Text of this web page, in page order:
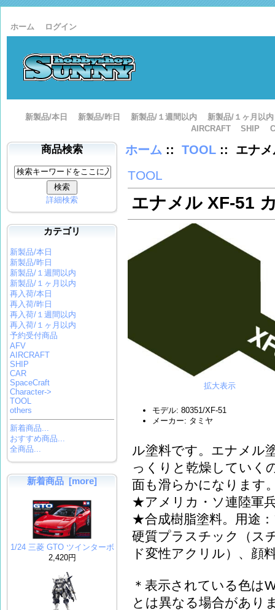
ホーム ログイン
新製品/本日 新製品/昨日 新製品/１週間以内
新製品/１ヶ月以内
AIRCRAFT
SHIP
商品検索
詳細検索
カテゴリ
新製品/本日
新製品/昨日
新製品/１週間以内
新製品/１ヶ月以内
再入荷/本日
再入荷/昨日
再入荷/１週間以内
再入荷/１ヶ月以内
予約受付商品
AFV
AIRCRAFT
SHIP
CAR
SpaceCraft
Character->
TOOL
others
新着商品...
おすすめ商品...
全商品...
新着商品 [more]
1/24 三菱 GTO ツインターボ
2,420円
ホーム ::TOOL :: エナメ
TOOL
エナメル XF-51
拡大表示
モデル: 80351/XF-51
メーカー: タミヤ
ル塗料です。エナメル
っくりと乾燥していく
面も滑らかになります
★アメリカ・ソ連陸軍
★合成樹脂塗料。用途
硬質プラスチック（ス
ド変性アクリル）、顔
＊表示されている色は
とは異なる場合があり